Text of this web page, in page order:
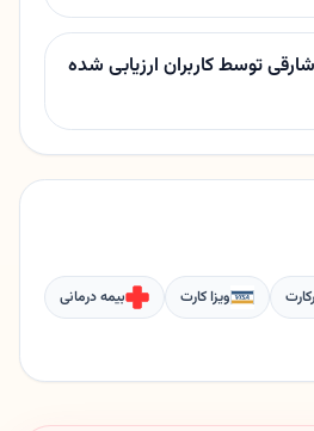
توسط کاربران ارزیابی شده
ویزا کارت
بیمه درمانی